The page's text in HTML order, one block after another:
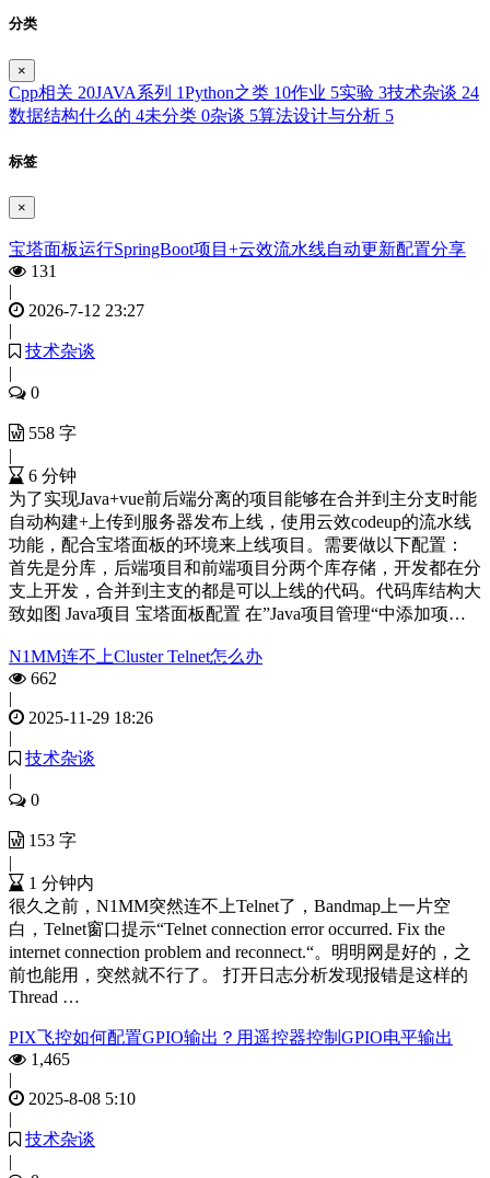
分类
×
Cpp相关 20JAVA系列 1Python之类 10作业 5实验 3技术杂谈 24
数据结构什么的 4未分类 0杂谈 5算法设计与分析 5
标签
×
宝塔面板运行SpringBoot项目+云效流水线自动更新配置分享
131
|
2026-7-12 23:27
|
技术杂谈
|
0
558 字
|
6 分钟
为了实现Java+vue前后端分离的项目能够在合并到主分支时能
自动构建+上传到服务器发布上线，使用云效codeup的流水线
功能，配合宝塔面板的环境来上线项目。需要做以下配置：
首先是分库，后端项目和前端项目分两个库存储，开发都在分
支上开发，合并到主支的都是可以上线的代码。代码库结构大
致如图 Java项目 宝塔面板配置 在”Java项目管理“中添加项…
N1MM连不上Cluster Telnet怎么办
662
|
2025-11-29 18:26
|
技术杂谈
|
0
153 字
|
1 分钟内
很久之前，N1MM突然连不上Telnet了，Bandmap上一片空
白，Telnet窗口提示“Telnet connection error occurred. Fix the
internet connection problem and reconnect.“。明明网是好的，之
前也能用，突然就不行了。 打开日志分析发现报错是这样的
Thread …
PIX飞控如何配置GPIO输出？用遥控器控制GPIO电平输出
1,465
|
2025-8-08 5:10
|
技术杂谈
|